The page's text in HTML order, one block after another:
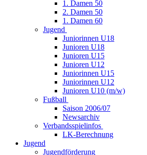
1. Damen 50
2. Damen 50
1. Damen 60
Jugend
Juniorinnen U18
Junioren U18
Junioren U15
Junioren U12
Juniorinnen U15
Juniorinnen U12
Junioren U10 (m/w)
Fußball
Saison 2006/07
Newsarchiv
Verbandsspielinfos
LK-Berechnung
Jugend
Jugendförderung